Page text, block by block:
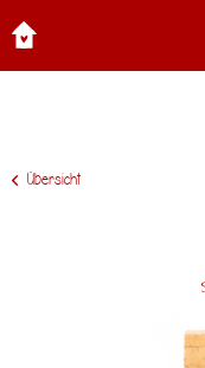
Übersicht